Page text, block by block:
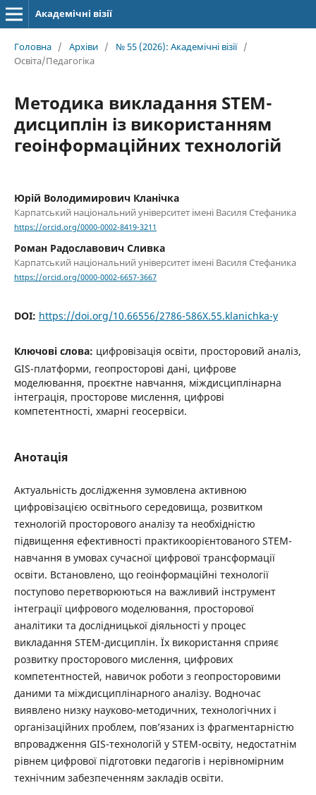
Академічні візії
Головна / Архіви / № 55 (2026): Академічні візії /
Освіта/Педагогіка
Методика викладання STEM-
дисциплін із використанням
геоінформаційних технологій
Юрій Володимирович Кланічка
Карпатський національний університет імені Василя Стефаника
https://orcid.org/0000-0002-8419-3211
Роман Радославович Сливка
Карпатський національний університет імені Василя Стефаника
https://orcid.org/0000-0002-6657-3667
DOI: https://doi.org/10.66556/2786-586X.55.klanichka-y
Ключові слова: цифровізація освіти, просторовий аналіз,
GIS-платформи, геопросторові дані, цифрове
моделювання, проєктне навчання, міждисциплінарна
інтеграція, просторове мислення, цифрові
компетентності, хмарні геосервіси.
Анотація
Актуальність дослідження зумовлена активною
цифровізацією освітнього середовища, розвитком
технологій просторового аналізу та необхідністю
підвищення ефективності практикоорієнтованого STEM-
навчання в умовах сучасної цифрової трансформації
освіти. Встановлено, що геоінформаційні технології
поступово перетворюються на важливий інструмент
інтеграції цифрового моделювання, просторової
аналітики та дослідницької діяльності у процес
викладання STEM-дисциплін. Їх використання сприяє
розвитку просторового мислення, цифрових
компетентностей, навичок роботи з геопросторовими
даними та міждисциплінарного аналізу. Водночас
виявлено низку науково-методичних, технологічних і
організаційних проблем, пов’язаних із фрагментарністю
впровадження GIS-технологій у STEM-освіту, недостатнім
рівнем цифрової підготовки педагогів і нерівномірним
технічним забезпеченням закладів освіти.